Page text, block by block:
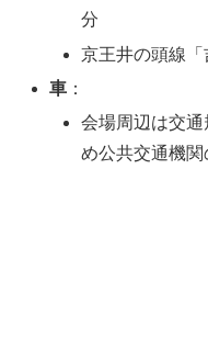
分
京王井の頭線
車 ：
会場周辺は交
め公共交通機関